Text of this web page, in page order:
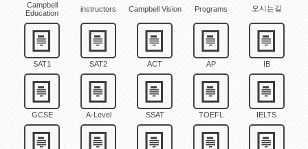
Campbell
Education
instructors Campbell Vision Programs 오시는길
SAT1 SAT2 ACT AP IB
GCSE A-Level SSAT TOEFL IELTS